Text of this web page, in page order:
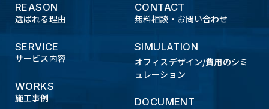
REASON
選ばれる理由
SERVICE
サービス内容
WORKS
施工事例
CONTACT
無料相談・お問い合わせ
SIMULATION
オフィスデザイン/費用のシミ
ュレーション
DOCUMENT